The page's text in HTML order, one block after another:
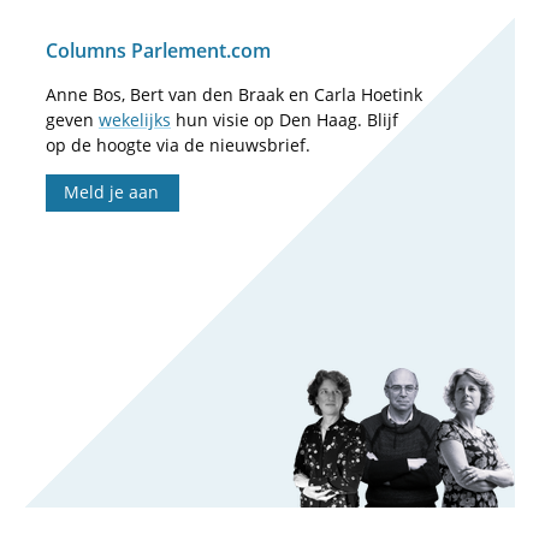
Columns Parlement.com
Anne Bos, Bert van den Braak en Carla Hoetink
geven wekelijks hun visie op Den Haag. Blijf
op de hoogte via de nieuwsbrief.
Meld je aan